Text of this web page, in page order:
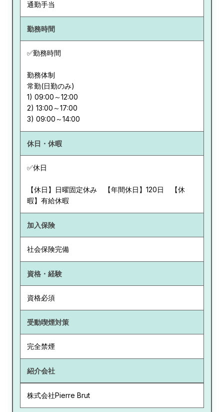
通勤手当
勤務時間
✅勤務時間
勤務体制
常勤(日勤のみ)
1) 09:00～12:00
2) 13:00～17:00
休日・休暇
✅休日
【休日】日曜固定休み 【年間休日】120日 【休
暇】有給休暇
加入保険
社会保険完備
資格・経験
資格必須
受動喫煙対策
完全禁煙
紹介会社
株式会社Pierre Brut